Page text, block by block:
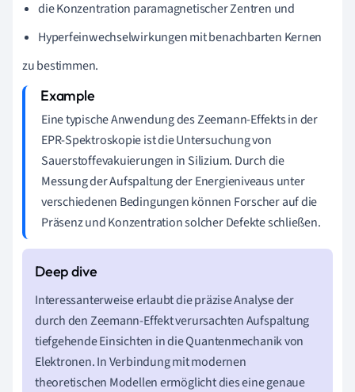
die Konzentration paramagnetischer Zentren und
Hyperfeinwechselwirkungen mit benachbarten Kernen
zu bestimmen.
Eine typische Anwendung des Zeemann-Effekts in der
EPR-Spektroskopie ist die Untersuchung von
Sauerstoffevakuierungen in Silizium. Durch die
Messung der Aufspaltung der Energieniveaus unter
verschiedenen Bedingungen können Forscher auf die
Präsenz und Konzentration solcher Defekte schließen.
Interessanterweise erlaubt die präzise Analyse der
durch den Zeemann-Effekt verursachten Aufspaltung
tiefgehende Einsichten in die Quantenmechanik von
Elektronen. In Verbindung mit modernen
theoretischen Modellen ermöglicht dies eine genaue